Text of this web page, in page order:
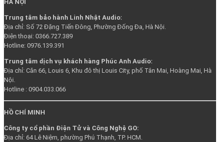
HÀ NỘI
Trung tâm bảo hành Linh Nhật Audio:
Địa chỉ: Số 72 Đặng Tiến Đông, Phường Đống Đa, Hà Nội.
Điện thoại: 0366.727.389
Hotline: 0976.139.391
Trung tâm dịch vụ khách hàng Phúc Anh Audio:
Địa chỉ: Căn 66, Louis 6, Khu đô thị Louis City, phố Tân Mai, Hoàng Mai, Hà
Nội.
Hotline : 0904.033.066
HỒ CHÍ MINH
Công ty cổ phần Điện Tử và Công Nghệ GO:
Địa chỉ: 64 Lê Niệm, phường Phú Thạnh, TP. HCM.